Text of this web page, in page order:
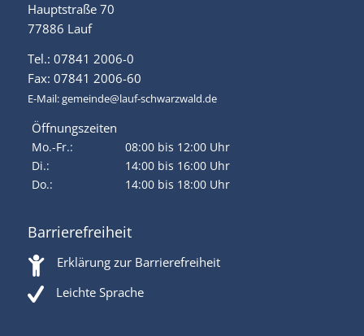
Hauptstraße 70
77886 Lauf
Tel.: 07841 2006-0
Fax: 07841 2006-60
E-Mail:gemeinde@lauf-schwarzwald.de
Öffnungszeiten
Mo.-Fr.:
08:00 bis 12:00 Uhr
Di.:
14:00 bis 16:00 Uhr
Do.:
14:00 bis 18:00 Uhr
Barrierefreiheit
Erklärung zur Barrierefreiheit
Leichte Sprache